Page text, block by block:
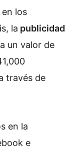
los
la publicidad
un valor de
través de
en la
e